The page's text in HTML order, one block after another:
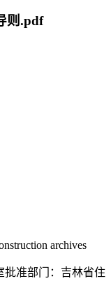
则.pdf
archives
批准部门：吉林省住